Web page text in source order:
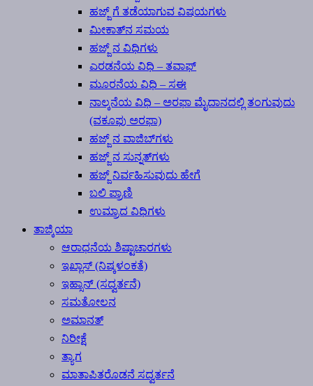
ಹಜ್ಜ್ ಗೆ ತಡೆಯಾಗುವ ವಿಷಯಗಳು
ಮೀಕಾತ್‍ನ ಸಮಯ
ಹಜ್ಜ್ ನ ವಿಧಿಗಳು
ಎರಡನೆಯ ವಿಧಿ – ತವಾಫ್
ಮೂರನೆಯ ವಿಧಿ – ಸಈ
ನಾಲ್ಕನೆಯ ವಿಧಿ – ಅರಫಾ ಮೈದಾನದಲ್ಲಿ ತಂಗುವುದು
(ವಕೂಫು ಅರಫಾ)
ಹಜ್ಜ್ ನ ವಾಜಿಬ್‍ಗಳು
ಹಜ್ಜ್ ನ ಸುನ್ನತ್‍ಗಳು
ಹಜ್ಜ್ ನಿರ್ವಹಿಸುವುದು ಹೇಗೆ
ಬಲಿ ಪ್ರಾಣಿ
ಉಮ್ರಾದ ವಿಧಿಗಳು
ತಾಜ್ಕಿಯಾ
ಆರಾಧನೆಯ ಶಿಷ್ಟಾಚಾರಗಳು
ಇಖ್ಲಾಸ್ (ನಿಷ್ಕಳಂಕತೆ)
ಇಹ್ಸಾನ್ (ಸದ್ವರ್ತನೆ)
ಸಮತೋಲನ
ಅಮಾನತ್
ನಿರೀಕ್ಷೆ
ತ್ಯಾಗ
ಮಾತಾಪಿತರೊಡನೆ ಸದ್ವರ್ತನೆ